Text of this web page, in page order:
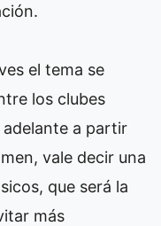
el tema se
los clubes
a partir
vale decir una
que será la
más